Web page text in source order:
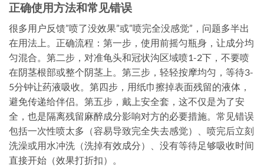
正确使用方法和常见错误
很多用户反馈”喷了没效果”或”喷完全没感觉”，问题多半出
在用法上。正确流程：第一步，使用前摇匀瓶身，让成分均
匀混合。第二步，对准龟头和冠状沟区域喷1-2下，不要喷
在阴茎根部或整个阴茎上。第三步，轻轻按摩均匀，等待3-
5分钟让药液吸收。第四步，用纸巾擦掉表面残留的液体，
避免传递给伴侣。第五步，戴上安全套，这不仅是为了安
全，也是隔离残留麻醉成分影响对方的必要措施。常见错误
包括一次性喷太多（容易导致完全失去感觉）、喷完后立刻
洗澡或用水冲洗（洗掉有效成分）、没有等待足够吸收时间
直接开始（效果打折扣）。